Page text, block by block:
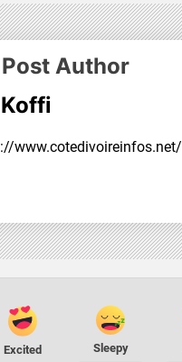
Author
www.cotedivoireinfos.net/
Excited Sleepy